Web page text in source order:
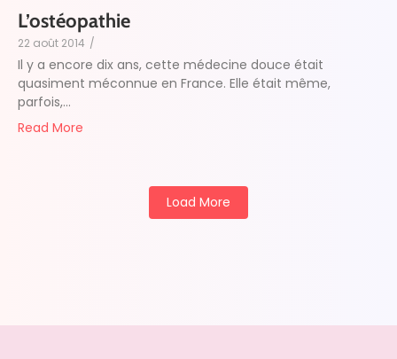
L’ostéopathie
22 août 2014 /
Il y a encore dix ans, cette médecine douce était
quasiment méconnue en France. Elle était même,
parfois,...
Read More
Load More